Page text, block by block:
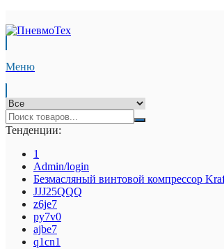
Меню
Тенденции:
1
Admin/login
Безмасляный винтовой компрессор
JJJ25QQQ
z6je7
py7v0
ajbe7
q1cn1